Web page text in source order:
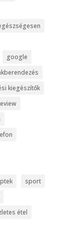
google
kiegészítők
sport
étel